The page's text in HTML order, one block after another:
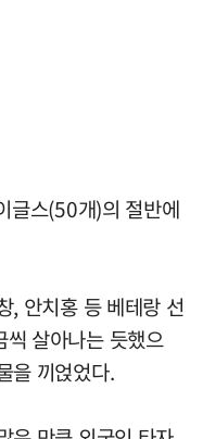
글스(50개)의 절반에
, 안치홍 등 베테랑 선
살아나는 듯했으
을 끼얹었다.